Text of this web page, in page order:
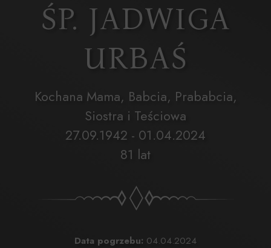
ŚP. JADWIGA
URBAŚ
Kochana Mama, Babcia, Prababcia,
Siostra i Teściowa
27.09.1942 - 01.04.2024
81 lat
Data pogrzebu: 04.04.2024